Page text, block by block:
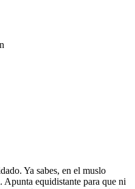
Ya sabes, en el muslo
equidistante para que ni